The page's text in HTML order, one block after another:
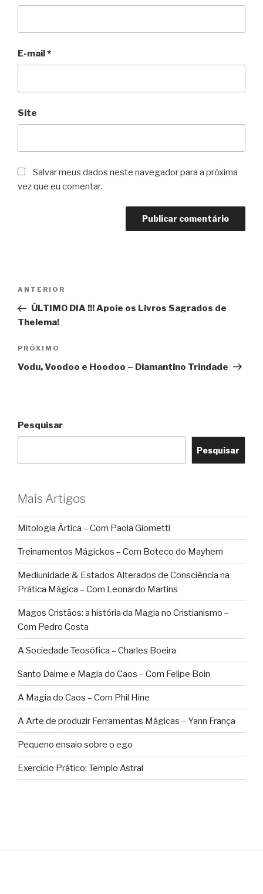
E-mail*
Site
Salvar meus dados neste navegador para a próxima
vez que eu comentar.
Post
Post
anterior
ANTERIOR
ÚLTIMO DIA !!! Apoie os Livros Sagrados de
Thelema!
Próximo
post
PRÓXIMO
Vodu, Voodoo e Hoodoo – Diamantino Trindade
Pesquisar
Pesquisar
Mais Artigos
Mitologia Ártica – Com Paola Giometti
Treinamentos Mágickos – Com Boteco do Mayhem
Mediunidade & Estados Alterados de Consciência na
Prática Mágica – Com Leonardo Martins
Magos Cristãos: a história da Magia no Cristianismo –
Com Pedro Costa
A Sociedade Teosófica – Charles Boeira
Santo Daime e Magia do Caos – Com Felipe Boin
A Magia do Caos – Com Phil Hine
A Arte de produzir Ferramentas Mágicas – Yann França
Pequeno ensaio sobre o ego
Exercício Prático: Templo Astral